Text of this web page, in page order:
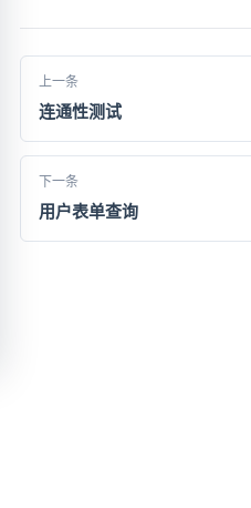
上一条
连通性测试
下一条
用户表单查询